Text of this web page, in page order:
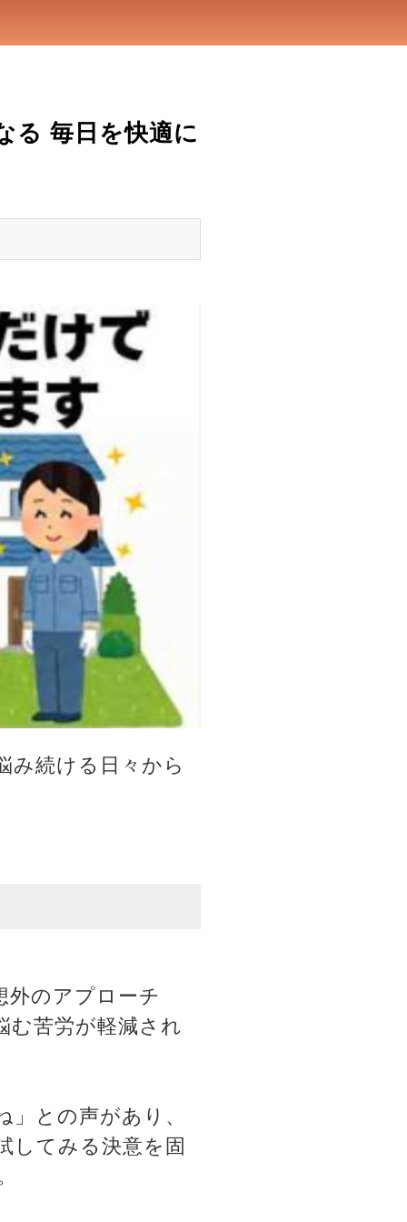
る 毎日を快適に
み続ける日々から
外のアプローチ
む苦労が軽減され
との声があり、
してみる決意を固